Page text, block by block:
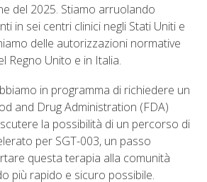
del 2025. Stiamo arruolando
in sei centri clinici negli Stati Uniti e
delle autorizzazioni normative
Regno Unito e in Italia.
in programma di richiedere un
and Drug Administration (FDA)
la possibilità di un percorso di
per SGT-003, un passo
questa terapia alla comunità
più rapido e sicuro possibile.